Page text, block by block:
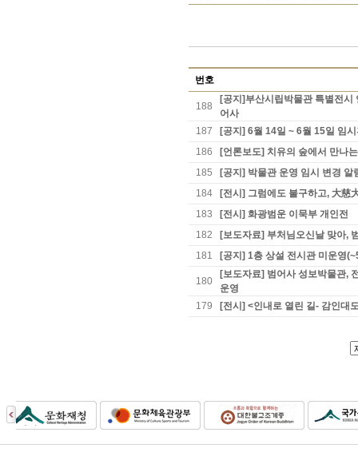
번호
188
[공지]부산시립박물관 특별전시
어사
187
[공지] 6월 14일 ~ 6월 15일 임
186
[언론보도] 치유의 숲에서 만나
185
[공지] 박물관 운영 임시 변경 알
184
[전시] 그럼에도 불구하고, 大慈
183
[전시] 화광범운 이묵부 개인전
182
[보도자료] 부처님오신날 맞아,
181
[공지] 1층 상설 전시관 미운영
180
[보도자료] 범어사 성보박물관,
운영
179
[전시] <인내로 열린 길- 감인대